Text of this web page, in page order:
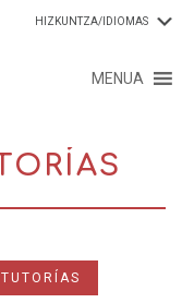
HIZKUNTZA/IDIOMAS
MENUA